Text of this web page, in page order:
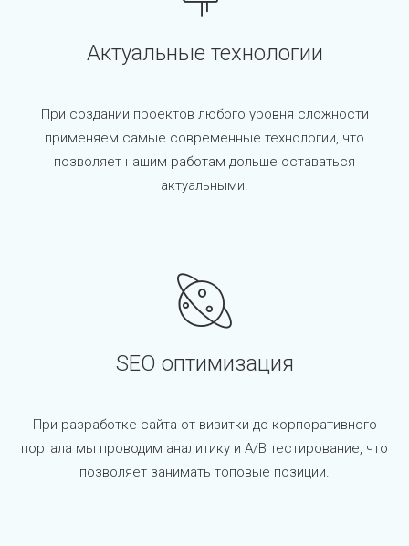
Актуальные технологии
При создании проектов любого уровня сложности
применяем самые современные технологии, что
позволяет нашим работам дольше оставаться
актуальными.
SEO оптимизация
При разработке сайта от визитки до корпоративного
портала мы проводим аналитику и A/B тестирование, что
позволяет занимать топовые позиции.